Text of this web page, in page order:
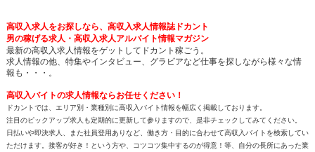
高収入求人をお探しなら、高収入求人情報誌ドカント
男の稼げる求人・高収入求人アルバイト情報マガジン
最新の高収入求人情報をゲットしてドカント稼ごう。
求人情報の他、特集やインタビュー、グラビアなど仕事を探しながら様々な情
報も・・・。
高収入バイトの求人情報ならお任せください！
ドカントでは、エリア別・業種別に高収入バイト情報を幅広く掲載しております。
注目のピックアップ求人も定期的に更新して参りますので、是非チェックしてみてください。
日払いや即決求人、また社員登用ありなど、働き方・目的に合わせて高収入バイトを検索してい
ただけます。接客が好き！という方や、コツコツ集中するのが得意！等、自分の長所にあった業